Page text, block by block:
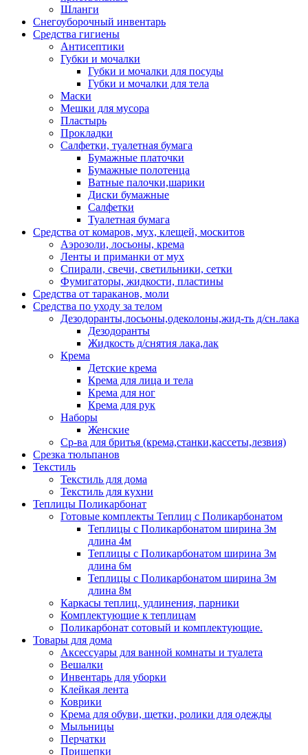
Шланги
Снегоуборочный инвентарь
Средства гигиены
Антисептики
Губки и мочалки
Губки и мочалки для посуды
Губки и мочалки для тела
Маски
Мешки для мусора
Пластырь
Прокладки
Салфетки, туалетная бумага
Бумажные платочки
Бумажные полотенца
Ватные палочки,шарики
Диски бумажные
Салфетки
Туалетная бумага
Средства от комаров, мух, клещей, москитов
Аэрозоли, лосьоны, крема
Ленты и приманки от мух
Спирали, свечи, светильники, сетки
Фумигаторы, жидкости, пластины
Средства от тараканов, моли
Средства по уходу за телом
Дезодоранты,лосьоны,одеколоны,жид-ть д/сн.лака
Дезодоранты
Жидкость д/снятия лака,лак
Крема
Детские крема
Крема для лица и тела
Крема для ног
Крема для рук
Наборы
Женские
Ср-ва для бритья (крема,станки,кассеты,лезвия)
Срезка тюльпанов
Текстиль
Текстиль для дома
Текстиль для кухни
Теплицы Поликарбонат
Готовые комплекты Теплиц с Поликарбонатом
Теплицы с Поликарбонатом ширина 3м
длина 4м
Теплицы с Поликарбонатом ширина 3м
длина 6м
Теплицы с Поликарбонатом ширина 3м
длина 8м
Каркасы теплиц, удлинения, парники
Комплектующие к теплицам
Поликарбонат сотовый и комплектующие.
Товары для дома
Аксессуары для ванной комнаты и туалета
Вешалки
Инвентарь для уборки
Клейкая лента
Коврики
Крема для обуви, щетки, ролики для одежды
Мыльницы
Перчатки
Прищепки